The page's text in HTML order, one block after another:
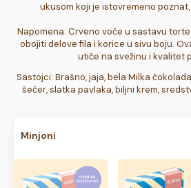
ukusom koji je istovremeno
Napomena: Crveno voće u sastavu
obojiti delove fila i korice u sivu boju.
utiče na svežinu i kvalitet
Sastojci: Brašno, jaja, bela Milka
šećer, slatka pavlaka, biljni krem,
Minjoni